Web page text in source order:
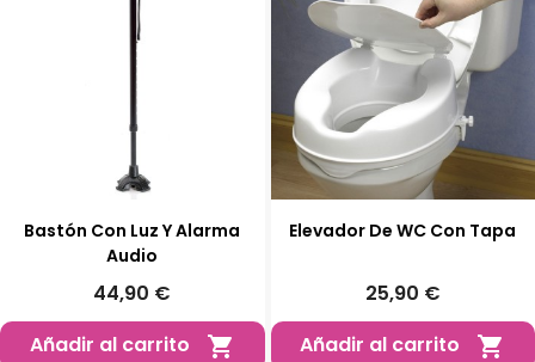
Bastón Con Luz Y Alarma
Audio
44,90 €
Añadir al carrito

Elevador De WC Con Tapa
25,90 €
Añadir al carrito
